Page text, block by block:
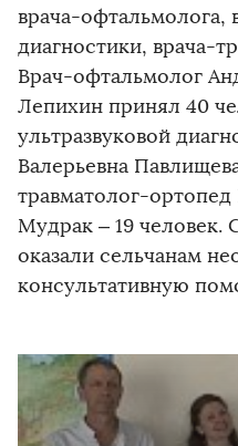
врача-офтальмолога,
диагностики, врача-
Врач-офтальмолог
Лепихин принял 40
ультразвуковой
Валерьевна
травматолог-
Мудрак – 19 человек.
оказали сельчанам
консультативную